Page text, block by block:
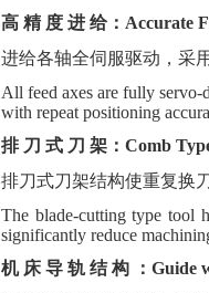
高 精 度 进 给： Accurate
进给各轴全伺服驱动，采
All feed axes are fully servo-
with repeat positioning
排 刀 式 刀 架： Comb
排刀式刀架结构使重复换
The blade-cutting type tool
significantly reduce
机 床 导 轨 结 构 ： Guide